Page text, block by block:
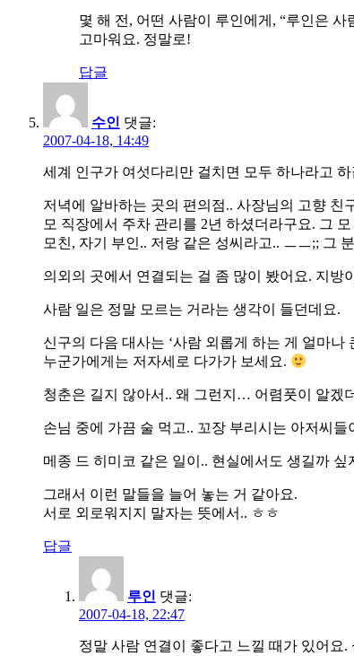
몇 해 전, 어떤 사람이 루인에게, “루인은
고마워요. 정말로!
답글
수인 댓글:
2007-04-18, 14:49
세계 인구가 여섯다리만 걸치면 모두 하나라고
저녁에 알바하는 곳의 편의점.. 사장님의 고향 친
모 직장에서 주차 관리를 2년 하셨더라구요. 그
모친, 자기 부인.. 저랑 같은 성씨라고.. ㅡㅡ;; 그
의외의 곳에서 연결되는 걸 좀 많이 봤어요. 지
사람 일은 정말 모르는 거라는 생각이 들던데요.
신구의 다음 대사는 ‘사람 외롭게 하는 게 얼마
누군가에게는 저자세로 다가가 보세요.
청춘은 길지 않아서.. 왜 그런지… 어렴풋이 알겠
손님 중에 가끔 술 먹고.. 꼬장 부리시는 아저씨
메종 드 히미코 같은 일이.. 현실에서도 생길까
그래서 이런 말들을 늘어 놓는 거 같아요.
서로 외로워지지 말자는 뜻에서.. ㅎㅎ
답글
루인 댓글:
2007-04-18, 22:47
정말 사람 연결이 좋다고 느낄 때가 있어요